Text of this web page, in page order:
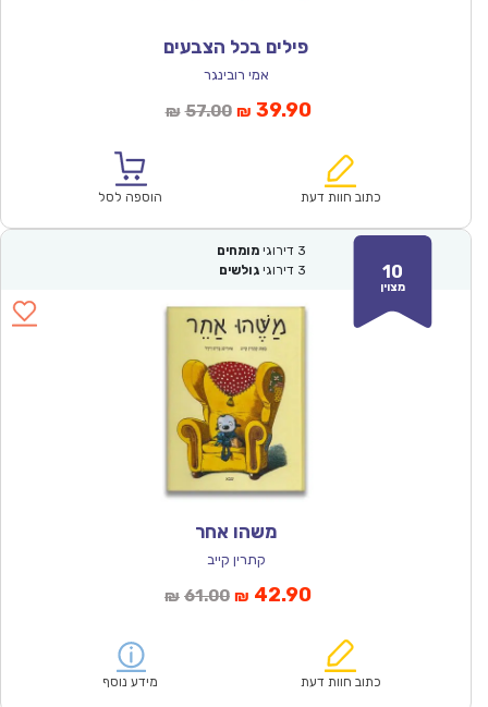
פילים בכל הצבעים
אמי רובינגר
₪ 57.00המחיר
₪57.00.
₪ 39.90המחיר
הוא:
כתוב חוות דעת הוספה לסל
10
מצוין
3 דירוגי מומחים
3 דירוגי גולשים
משהו אחר
קתרין קייב
₪ 61.00המחיר
₪61.00.
₪ 42.90המחיר
הוא:
כתוב חוות דעת מידע נוסף